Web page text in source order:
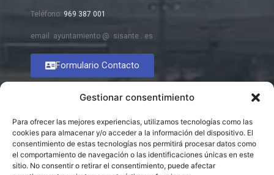
Gestionar consentimiento
Para ofrecer las mejores experiencias, utilizamos tecnologías como las
cookies para almacenar y/o acceder a la información del dispositivo. El
consentimiento de estas tecnologías nos permitirá procesar datos como
el comportamiento de navegación o las identificaciones únicas en este
sitio. No consentir o retirar el consentimiento, puede afectar
Teléfono: 969 387 001
email: ayuntamiento @ sisante . es
Formulario Contacto